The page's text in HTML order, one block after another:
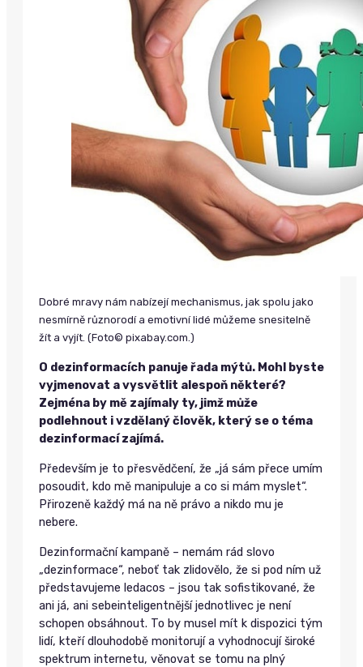
Dobré mravy nám nabízejí mechanismus, jak spolu jako
nesmírně různorodí a emotivní lidé můžeme snesitelně
žít a vyjít. (Foto© pixabay.com.)
O dezinformacích panuje řada mýtů. Mohl byste
vyjmenovat a vysvětlit alespoň některé?
Zejména by mě zajímaly ty, jimž může
podlehnout i vzdělaný člověk, který se o téma
dezinformací zajímá.
Především je to přesvědčení, že „já sám přece umím
posoudit, kdo mě manipuluje a co si mám myslet“.
Přirozeně každý má na ně právo a nikdo mu je
nebere.
Dezinformační kampaně – nemám rád slovo
„dezinformace“, neboť tak zlidovělo, že si pod ním už
představujeme ledacos – jsou tak sofistikované, že
ani já, ani sebeinteligentnější jednotlivec je není
schopen obsáhnout. To by musel mít k dispozici tým
lidí, kteří dlouhodobě monitorují a vyhodnocují široké
spektrum internetu, věnovat se tomu na plný